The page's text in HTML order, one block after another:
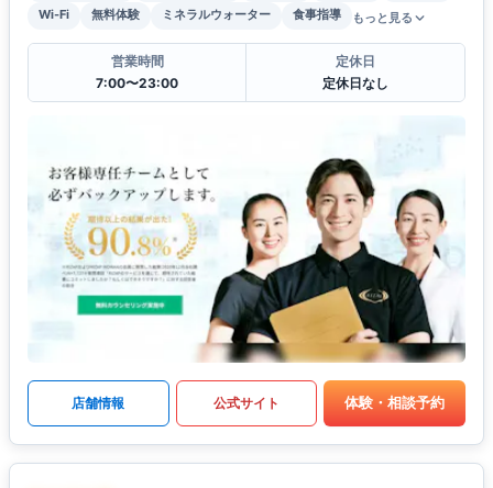
Wi-Fi
無料体験 ミネラルウォーター 食事指導 もっと見る
営業時間
7:00〜23:00
定休日
定休日なし
店舗情報 公式サイト 体験・相談予約